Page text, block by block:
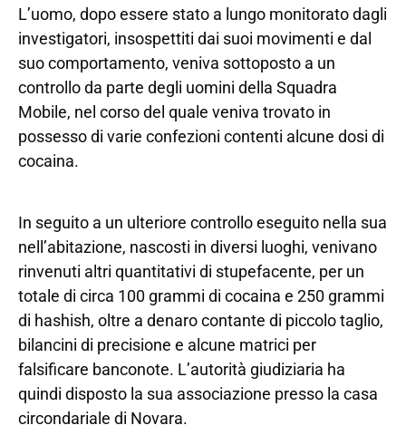
L’uomo, dopo essere stato a lungo monitorato dagli
investigatori, insospettiti dai suoi movimenti e dal
suo comportamento, veniva sottoposto a un
controllo da parte degli uomini della Squadra
Mobile, nel corso del quale veniva trovato in
possesso di varie confezioni contenti alcune dosi di
cocaina.
In seguito a un ulteriore controllo eseguito nella sua
nell’abitazione, nascosti in diversi luoghi, venivano
rinvenuti altri quantitativi di stupefacente, per un
totale di circa 100 grammi di cocaina e 250 grammi
di hashish, oltre a denaro contante di piccolo taglio,
bilancini di precisione e alcune matrici per
falsificare banconote. L’autorità giudiziaria ha
quindi disposto la sua associazione presso la casa
circondariale di Novara.